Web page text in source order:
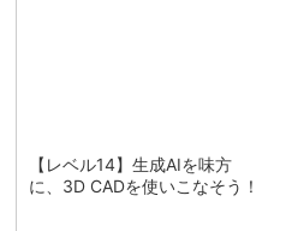
【レベル14】生成AIを味方
に、3D CADを使いこなそう！